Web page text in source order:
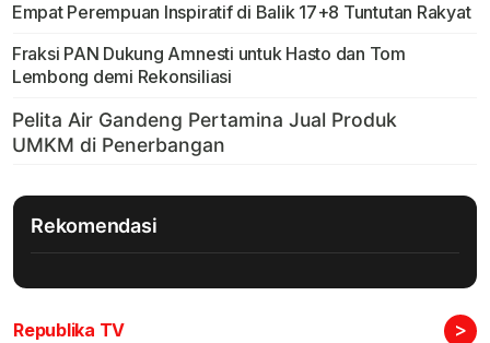
Empat Perempuan Inspiratif di Balik 17+8 Tuntutan Rakyat
Fraksi PAN Dukung Amnesti untuk Hasto dan Tom
Lembong demi Rekonsiliasi
Rekomendasi
Republika TV >